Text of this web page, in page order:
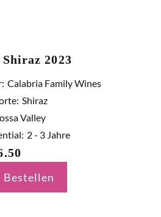
2023
Calabria Family Wines
Shiraz
Valley
2 - 3 Jahre
Bestellen